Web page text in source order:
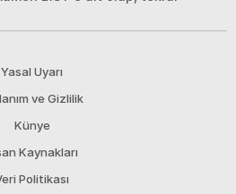
Yasal Uyarı
ve Gizlilik
Künye
Kaynakları
Politikası